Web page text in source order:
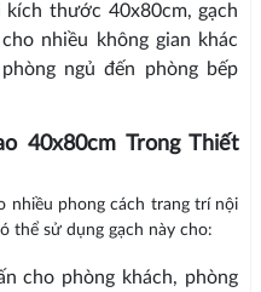
thước 40x80cm, gạch
nhiều không gian khác
ngủ đến phòng bếp
40x80cm Trong Thiết
nhiều phong cách trang trí nội
thể sử dụng gạch này cho:
cho phòng khách, phòng